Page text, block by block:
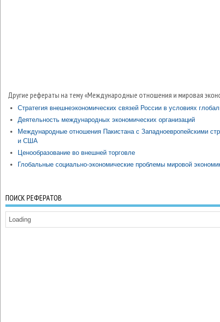
Другие рефераты на тему «Международные отношения и мировая
Стратегия внешнеэкономических связей России в условиях
Деятельность международных экономических организаций
Международные отношения Пакистана с Западноевропейскими
и США
Ценообразование во внешней торговле
Глобальные социально-экономические проблемы мировой
ПОИСК РЕФЕРАТОВ
Loading